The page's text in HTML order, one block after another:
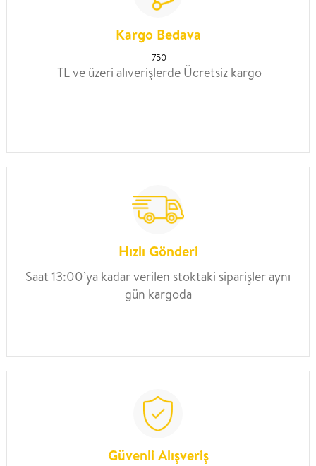
Kargo Bedava
750
TL ve üzeri alıverişlerde Ücretsiz kargo
Hızlı Gönderi
Saat 13:00’ya kadar verilen stoktaki siparişler aynı
gün kargoda
Güvenli Alışveriş